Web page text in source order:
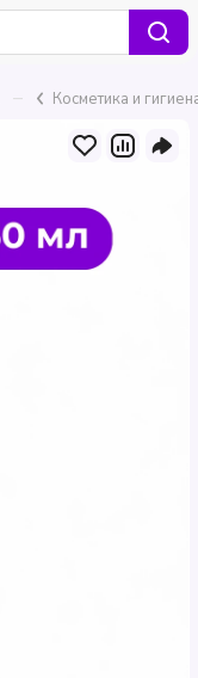
– Косметика и